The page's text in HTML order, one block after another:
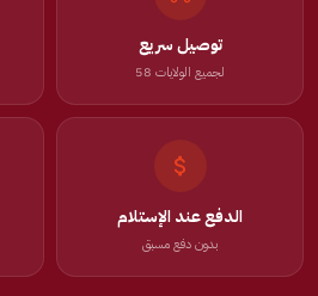
توصيل سريع
لجميع الولايات 58
الدفع عند الإستلام
بدون دفع مسبق